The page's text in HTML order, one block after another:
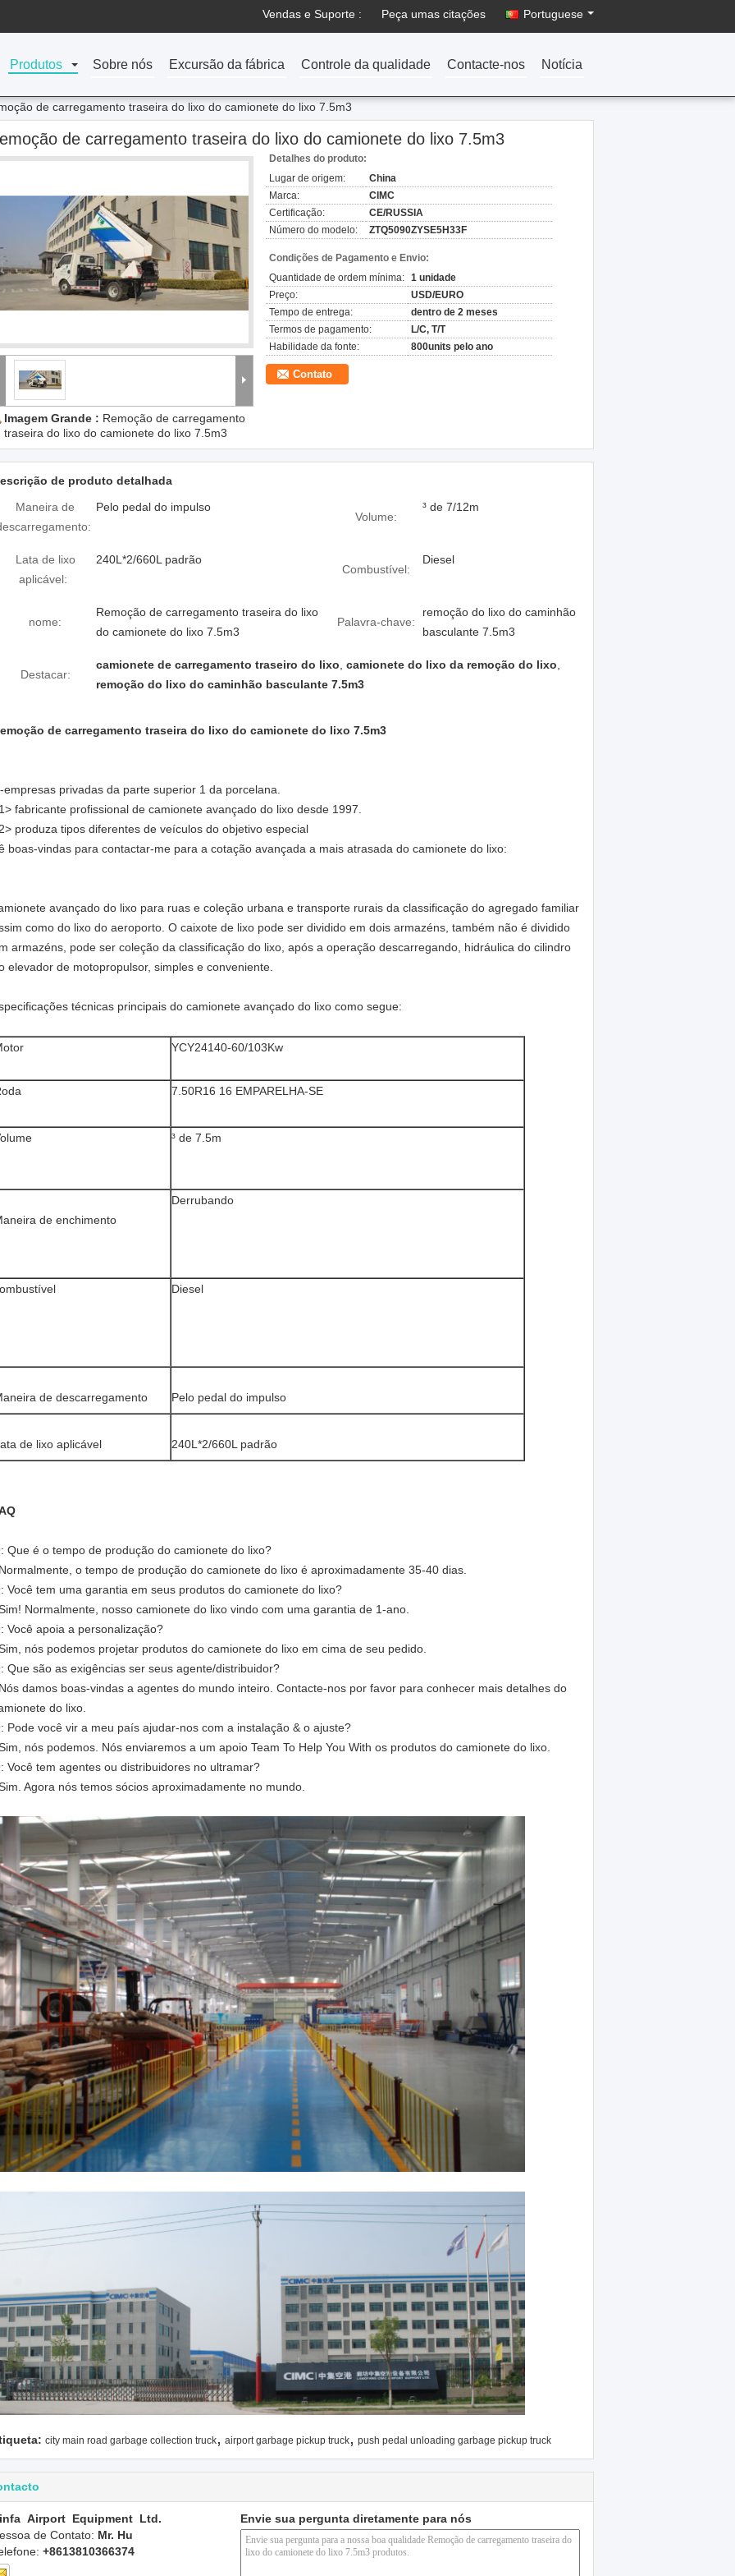
Vendas e Suporte : Peça umas citações Portuguese
Produtos Sobre nós Excursão da fábrica Controle da qualidade Contacte-nos Notícia
de carregamento traseira do lixo do camionete do lixo 7.5m3
de carregamento traseira do lixo do camionete do lixo 7.5m3
Imagem Grande : Remoção de carregamento
traseira do lixo do camionete do lixo 7.5m3
Detalhes do produto:
Lugar de origem:
China
Marca:
CIMC
Certificação:
CE/RUSSIA
Número do modelo:
ZTQ5090ZYSE5H33F
Condições de Pagamento e Envio:
Quantidade de ordem mínima: 1 unidade
Preço:
USD/EURO
Tempo de entrega:
dentro de 2 meses
Termos de pagamento:
L/C, T/T
Habilidade da fonte:
800units pelo ano
Contato
de produto detalhada
Maneira de
Pelo pedal do impulso
Volume:
³ de 7/12m
Lata de lixo
aplicável:
240L*2/660L padrão
Combustível:
Diesel
nome:
Remoção de carregamento traseira do lixo
do camionete do lixo 7.5m3
Palavra-chave:
remoção do lixo do caminhão
basculante 7.5m3
Destacar:
camionete de carregamento traseiro do lixo camionete do lixo da remoção do lixo
remoção do lixo do caminhão basculante 7.5m3
de carregamento traseira do lixo do camionete do lixo 7.5m3
empresas privadas da parte superior 1 da porcelana.
fabricante profissional de camionete avançado do lixo desde 1997.
produza tipos diferentes de veículos do objetivo especial
boas-vindas para contactar-me para a cotação avançada a mais atrasada do camionete do lixo:
avançado do lixo para ruas e coleção urbana e transporte rurais da classificação do agregado familiar
como do lixo do aeroporto. O caixote de lixo pode ser dividido em dois armazéns, também não é dividido
armazéns, pode ser coleção da classificação do lixo, após a operação descarregando, hidráulica do cilindro
elevador de motopropulsor, simples e conveniente.
técnicas principais do camionete avançado do lixo como segue:
YCY24140-60/103Kw
7.50R16 16 EMPARELHA-SE
³ de 7.5m
de enchimento
Derrubando
Diesel
de descarregamento Pelo pedal do impulso
de lixo aplicável 240L*2/660L padrão
Que é o tempo de produção do camionete do lixo?
o tempo de produção do camionete do lixo é aproximadamente 35-40 dias.
Você tem uma garantia em seus produtos do camionete do lixo?
Normalmente, nosso camionete do lixo vindo com uma garantia de 1-ano.
Você apoia a personalização?
nós podemos projetar produtos do camionete do lixo em cima de seu pedido.
Que são as exigências ser seus agente/distribuidor?
damos boas-vindas a agentes do mundo inteiro. Contacte-nos por favor para conhecer mais detalhes do
do lixo.
Pode você vir a meu país ajudar-nos com a instalação & o ajuste?
nós podemos. Nós enviaremos a um apoio Team To Help You With os produtos do camionete do lixo.
Você tem agentes ou distribuidores no ultramar?
Agora nós temos sócios aproximadamente no mundo.
city main road garbage collection truck, airport garbage pickup truck, push pedal unloading garbage pickup truck
Airport Equipment Ltd.
de Contato: Mr. Hu
+8613810366374
Envie sua pergunta diretamente para nós